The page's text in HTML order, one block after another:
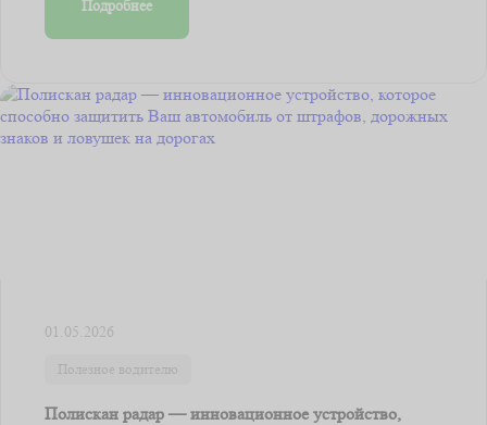
Подробнее
01.05.2026
Полезное водителю
Полискан радар — инновационное устройство,